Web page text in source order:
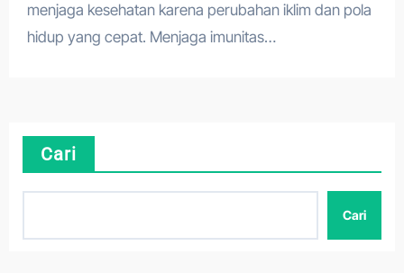
menjaga kesehatan karena perubahan iklim dan pola
hidup yang cepat. Menjaga imunitas…
Cari
Cari